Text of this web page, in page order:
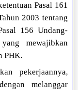
Pasal 161
2003 tentang
156 Undang-
mewajibkan
PHK.
pekerjaannya,
melanggar